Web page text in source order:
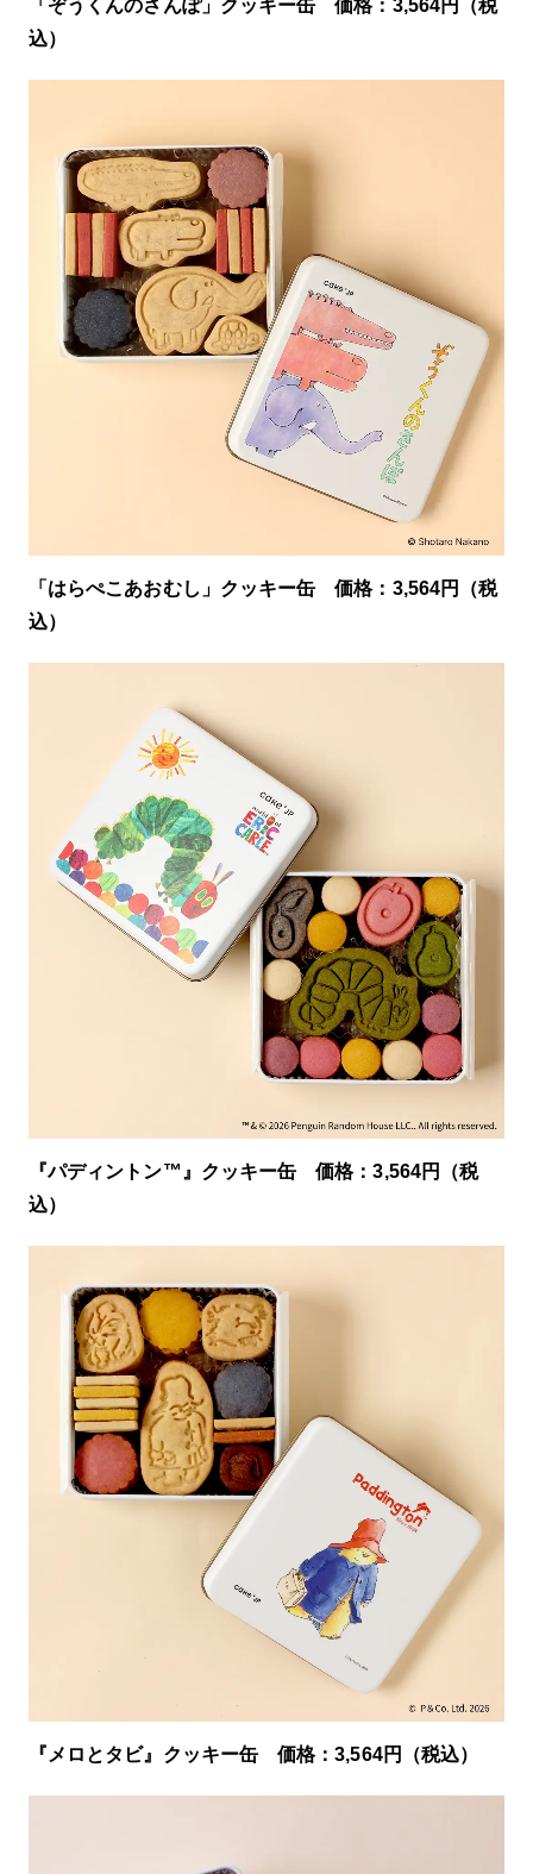
「ぞうくんのさんぽ」クッキー缶 価格：3,564円（税
込）
「はらぺこあおむし」クッキー缶 価格：3,564円（税
込）
『パディントン™』クッキー缶 価格：3,564円（税
込）
『メロとタビ』クッキー缶 価格：3,564円（税込）